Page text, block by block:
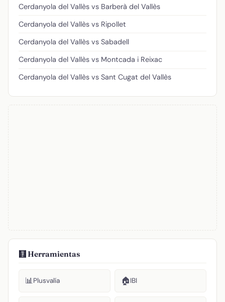
Cerdanyola del Vallès vs Barberà del Vallès
Cerdanyola del Vallès vs Ripollet
Cerdanyola del Vallès vs Sabadell
Cerdanyola del Vallès vs Montcada i Reixac
Cerdanyola del Vallès vs Sant Cugat del Vallès
🧮 Herramientas
📊Plusvalía 🏠IBI